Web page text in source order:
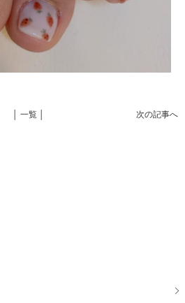
次の記事へ
│ 一覧 │